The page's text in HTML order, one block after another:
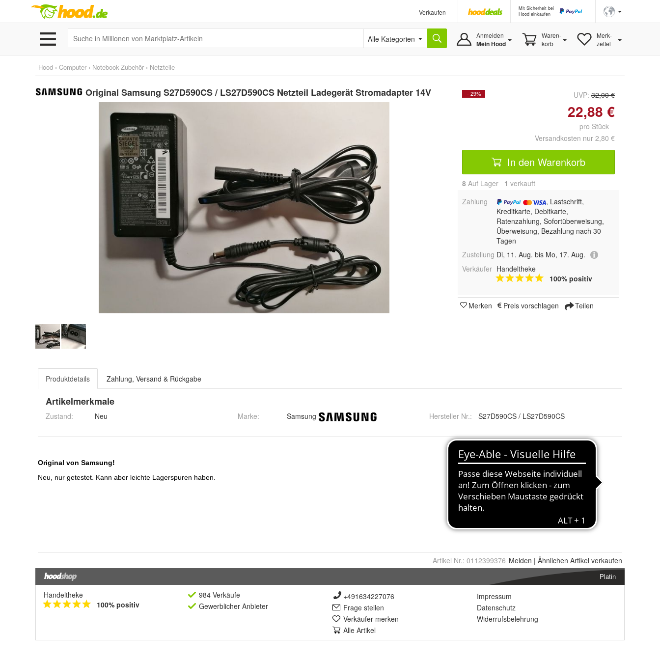
Verkaufen
Mit Sicherheit bei
Hood einkaufen
Alle Kategorien Anmelden
Mein Hood
Waren-
korb
Merk-
zettel
Hood › Computer › Notebook-Zubehör › Netzteile
Original Samsung S27D590CS / LS27D590CS Netzteil Ladegerät Stromadapter 14V - 29% UVP: 32,00 €
22,88 €
pro Stück
Versandkosten nur 2,80 €
In den Warenkorb
8 Auf Lager 1 verkauft
Zahlung
, Lastschrift,
Kreditkarte, Debitkarte,
Ratenzahlung, Sofortüberweisung,
Überweisung, Bezahlung nach 30
Tagen
Zustellung Di, 11. Aug. bis Mo, 17. Aug.
Verkäufer Handeltheke
100% positiv
Merken Preis vorschlagen Teilen
Produktdetails Zahlung, Versand & Rückgabe
Artikelmerkmale
Zustand: Neu Marke: Samsung Hersteller Nr.: S27D590CS / LS27D590CS
Artikel Nr.: 0112399376 Melden | Ähnlichen Artikel verkaufen
Platin
Handeltheke
100% positiv
984 Verkäufe
Gewerblicher Anbieter
+491634227076
Frage stellen
Verkäufer merken
Alle Artikel
Impressum
Datenschutz
Widerrufsbelehrung